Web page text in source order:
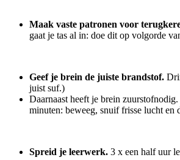
Maak vaste patronen voor
gaat je tas al in: doe dit op volgorde
Geef je brein de juiste brandstof.
juist suf.)
Daarnaast heeft je brein
minuten: beweeg, snuif frisse lucht
Spreid je leerwerk. 3 x een half uur